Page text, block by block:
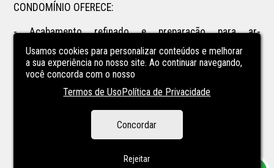
CONDOMÍNIO OFERECE:
- Acabamento refinado e preparação para ar-
- Reaproveitamento da água da chuva;
- Piscinas Adulto e Infantil aquecidas;
- Quiosque Gourmet;
- Salão de Festas;
- Baby Place, Pet Place e Game Place;
Usamos cookies para personalizar conteúdos e melhorar
a sua experiência no nosso site. Ao continuar navegando,
você concorda com o nosso
Termos de UsoPolítica de Privacidade
Concordar
Rejeitar